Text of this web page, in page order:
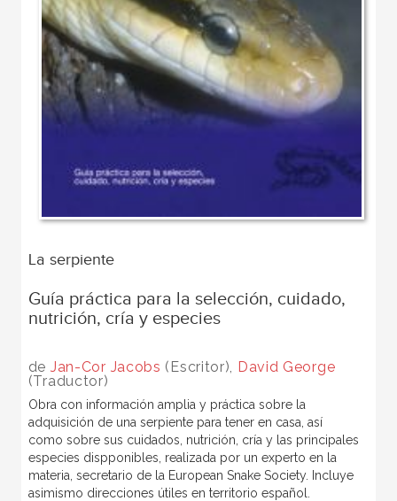
La serpiente
Guía práctica para la selección, cuidado,
nutrición, cría y especies
de Jan-Cor Jacobs (Escritor), David George
(Traductor)
Obra con información amplia y práctica sobre la
adquisición de una serpiente para tener en casa, así
como sobre sus cuidados, nutrición, cría y las principales
especies dispponibles, realizada por un experto en la
materia, secretario de la European Snake Society. Incluye
asimismo direcciones útiles en territorio español.